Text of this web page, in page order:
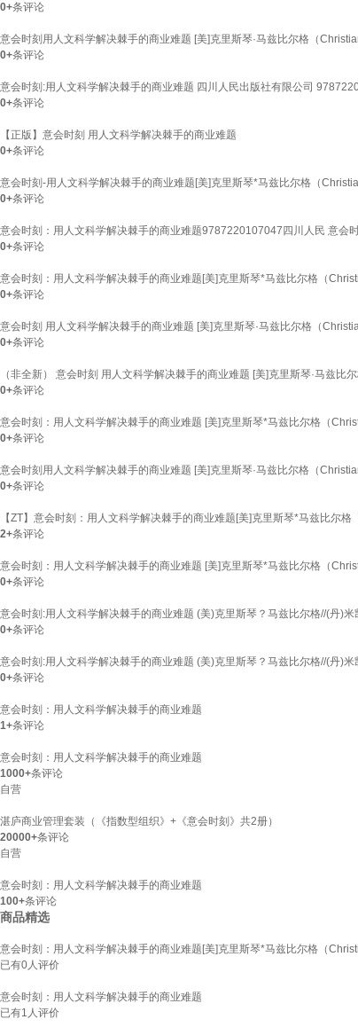
0+条评论
意会时刻用人文科学解决棘手的商业难题 [美]克里斯琴·马兹比尔格（
0+条评论
意会时刻:用人文科学解决棘手的商业难题 四川人民出版社有限公司
0+条评论
【正版】意会时刻 用人文科学解决棘手的商业难题
0+条评论
意会时刻-用人文科学解决棘手的商业难题[美]克里斯琴*马兹比尔格（
0+条评论
意会时刻：用人文科学解决棘手的商业难题9787220107047四川人民 意会
0+条评论
意会时刻：用人文科学解决棘手的商业难题[美]克里斯琴*马兹比尔格（
0+条评论
意会时刻 用人文科学解决棘手的商业难题 [美]克里斯琴·马兹比尔格（
0+条评论
（非全新） 意会时刻 用人文科学解决棘手的商业难题 [美]克里斯琴·马兹比
0+条评论
意会时刻：用人文科学解决棘手的商业难题 [美]克里斯琴*马兹比尔格（
0+条评论
意会时刻用人文科学解决棘手的商业难题 [美]克里斯琴·马兹比尔格（
0+条评论
【ZT】意会时刻：用人文科学解决棘手的商业难题[美]克里斯琴*马兹比尔
2+条评论
意会时刻：用人文科学解决棘手的商业难题 [美]克里斯琴*马兹比尔格（
0+条评论
意会时刻:用人文科学解决棘手的商业难题 (美)克里斯琴？马兹比尔格//(丹)
0+条评论
意会时刻:用人文科学解决棘手的商业难题 (美)克里斯琴？马兹比尔格//(丹)
0+条评论
意会时刻：用人文科学解决棘手的商业难题
1+条评论
意会时刻：用人文科学解决棘手的商业难题
1000+条评论
自营
湛庐商业管理套装（《指数型组织》+《意会时刻》共2册）
20000+条评论
自营
意会时刻：用人文科学解决棘手的商业难题
100+条评论
商品精选
意会时刻：用人文科学解决棘手的商业难题[美]克里斯琴*马兹比尔格（
已有0人评价
意会时刻：用人文科学解决棘手的商业难题
已有1 人评价